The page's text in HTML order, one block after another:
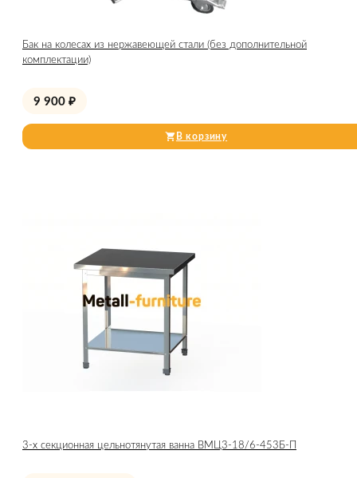
Бак на колесах из нержавеющей стали (без дополнительной
комплектации)
9 900 ₽
В корзину
3-х секционная цельнотянутая ванна ВМЦ3-18/6-453Б-П